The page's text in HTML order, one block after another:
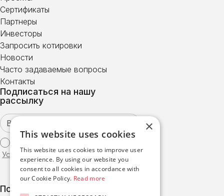
Сертификаты
Партнеры
Инвесторы
Запросить котировки
Новости
Часто задаваемые вопросы
Контакты
Подписаться на нашу
рассылку
Условиями использования
Подписаться
×
This website uses cookies
This website uses cookies to improve user
experience. By using our website you
consent to all cookies in accordance with
our Cookie Policy. Read more